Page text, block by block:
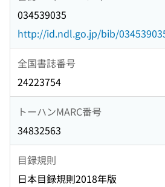
034539035
http://id.ndl.go.jp/bib/
全国書誌番号
24223754
トーハンMARC番号
34832563
目録規則
日本目録規則2018年版